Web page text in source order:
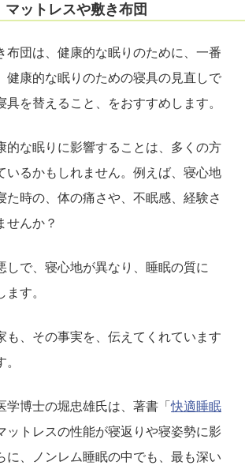
マットレスや敷き布団
布団は、健康的な眠りのために、一番
健康的な眠りのための寝具の見直しで
具を替えること、をおすすめします。
的な眠りに影響することは、多くの方
いるかもしれません。例えば、寝心地
た時の、体の痛さや、不眠感、経験さ
せんか？
しで、寝心地が異なり、睡眠の質に
ます。
も、その事実を、伝えてくれています
学博士の堀忠雄氏は、著書「快適睡眠
ットレスの性能が寝返りや寝姿勢に影
に、ノンレム睡眠の中でも、最も深い